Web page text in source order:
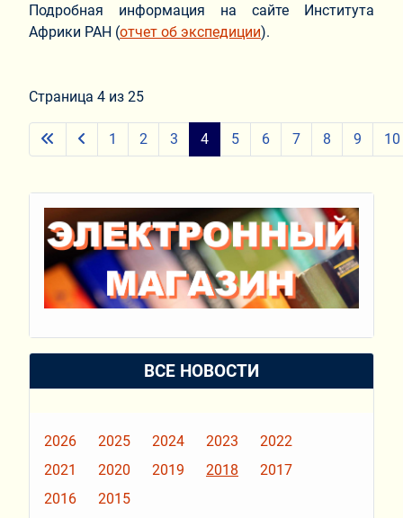
Подробная информация на сайте Института
Африки РАН (отчет об экспедиции).
Страница 4 из 25
1 2 3 4 5 6 7 8 9 10
ВСЕ НОВОСТИ
2026 2025 2024 2023
2022
2021
2020 2019 2018
2017
2016
2015